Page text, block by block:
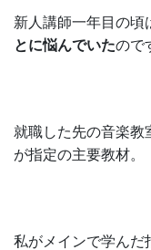
新人講師一年目の頃
とに悩んでいたので
就職した先の音楽教
が指定の主要教材。
私がメインで学んだ